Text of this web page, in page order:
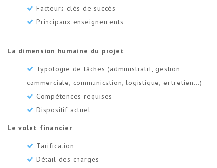
Facteurs clés de succès
Principaux enseignements
La dimension humaine du projet
Typologie de tâches (administratif, gestion
commerciale, communication, logistique, entretien…)
Compétences requises
Dispositif actuel
Le volet financier
Tarification
Détail des charges